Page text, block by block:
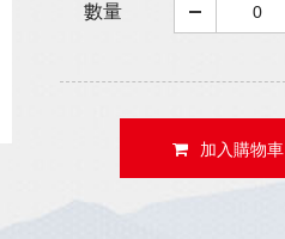
數量
加入購物車